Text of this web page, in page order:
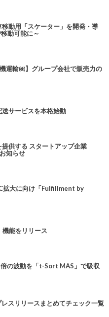
動用「スケーター」を開発・導
動可能に～
運輸㈱】グループ会社で販売力の
サービスを本格始動
提供する スタートアップ企業
知らせ
拡大に向け「Fulfillment by
機能をリリース
の波動を「t-Sort MAS」で吸収
レスリリースまとめてチェック一覧